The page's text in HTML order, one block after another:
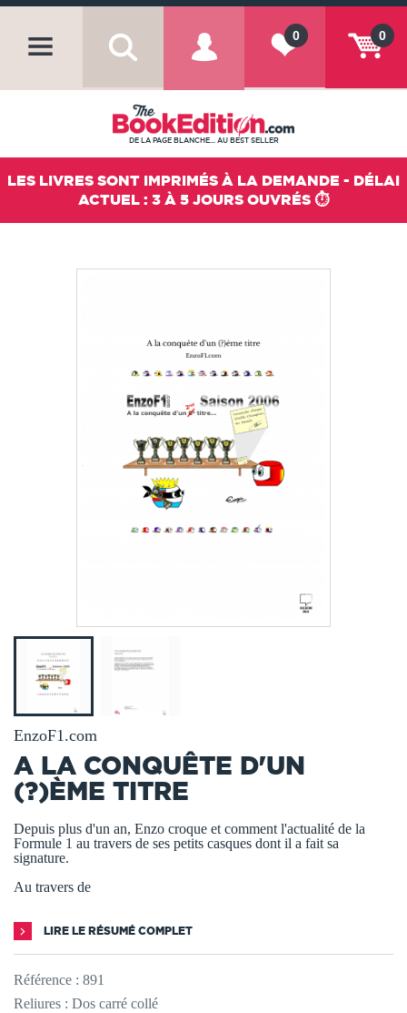
0
0
DE LA PAGE BLANCHE... AU BEST SELLER
LES LIVRES SONT IMPRIMÉS À LA DEMANDE - DÉLAI
ACTUEL : 3 À 5 JOURS OUVRÉS ⏱️
EnzoF1.com
A LA CONQUÊTE D'UN
(?)ÈME TITRE
Depuis plus d'un an, Enzo croque et comment l'actualité de la
Formule 1 au travers de ses petits casques dont il a fait sa
signature.
Au travers de
LIRE LE RÉSUMÉ COMPLET
Référence : 891
Reliures : Dos carré collé